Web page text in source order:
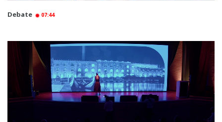
Debate 07:44